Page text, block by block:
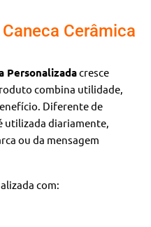
Cerâmica
Personalizadacresce
combina utilidade,
Diferente de
utilizada diariamente,
ou da mensagem
com: